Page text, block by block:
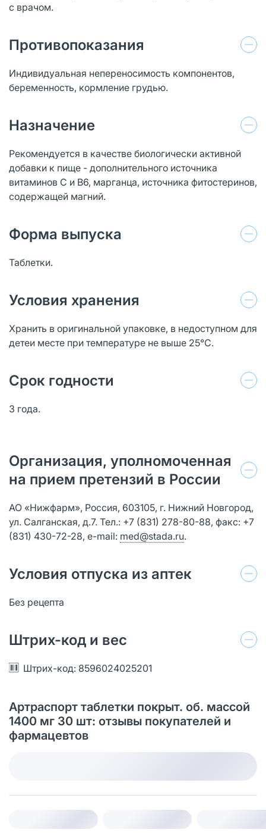
с врачом.
Противопоказания
Индивидуальная непереносимость компонентов,
беременность, кормление грудью.
Назначение
Рекомендуется в качестве биологически активной
добавки к пище - дополнительного источника
витаминов С и В6, марганца, источника фитостеринов,
содержащей магний.
Форма выпуска
Таблетки.
Условия хранения
Хранить в оригинальной упаковке, в недоступном для
детеи месте при температуре не выше 25°С.
Срок годности
3 года.
Организация, уполномоченная
на прием претензий в России
АО «Нижфарм», Россия, 603105, г. Нижний Новгород,
ул. Салганская, д.7. Тел.: +7 (831) 278-80-88, факс: +7
(831) 430-72-28, е-mail: med@stada.ru.
Условия отпуска из аптек
Без рецепта
Штрих-код и вес
Штрих-код: 8596024025201
Артраспорт таблетки покрыт. об. массой
1400 мг 30 шт: отзывы покупателей и
фармацевтов